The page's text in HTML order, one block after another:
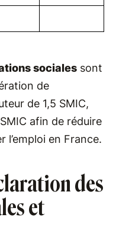
sociales sont
de
de 1,5 SMIC,
afin de réduire
l’emploi en France.
des
et